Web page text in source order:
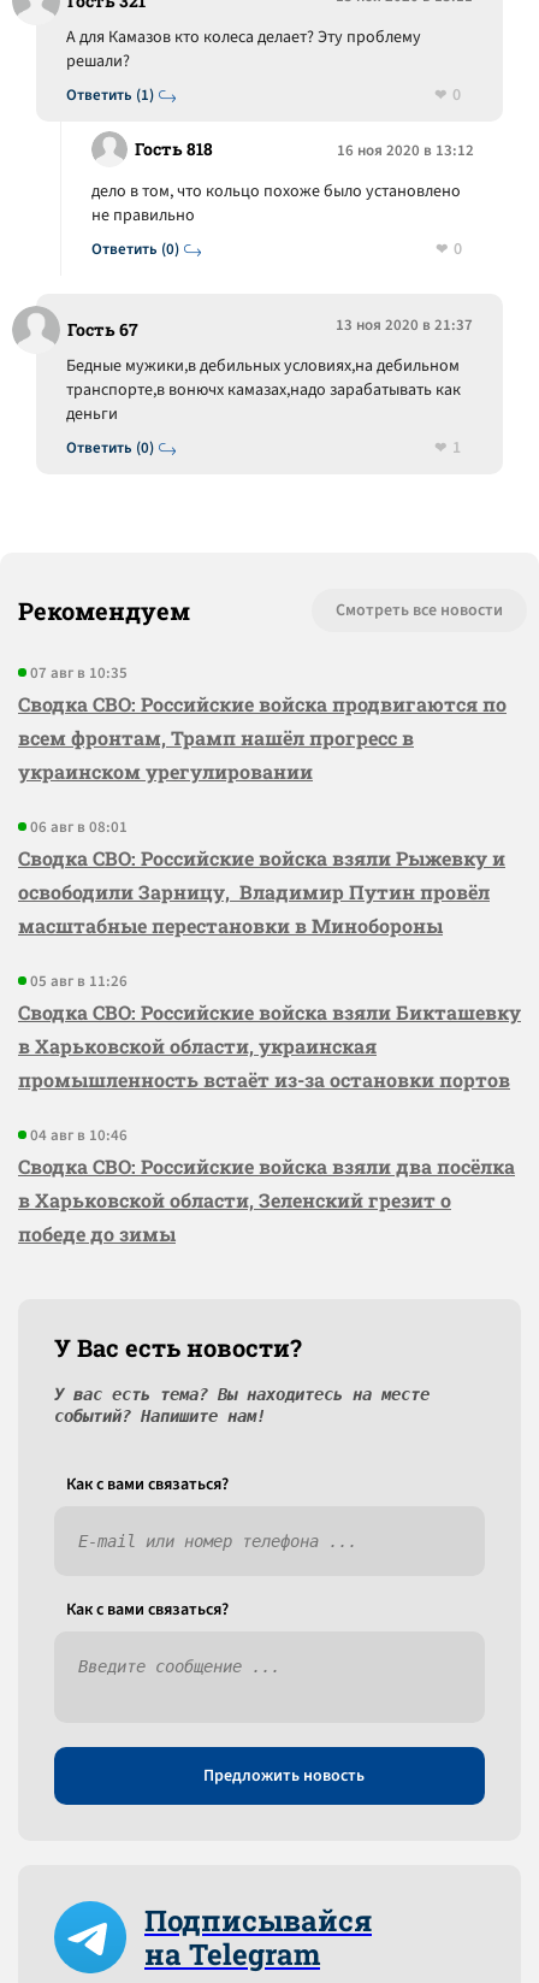
Ответить (1)
А для Камазов кто колеса делает? Эту проблему
решали?
0
Гость 818 16 ноя 2020 в 13:12
Ответить (0)
дело в том, что кольцо похоже было установлено
не правильно
0
Гость 67 13 ноя 2020 в 21:37
Ответить (0)
Бедные мужики,в дебильных условиях,на дебильном
транспорте,в вонючх камазах,надо зарабатывать как
деньги
1
Рекомендуем Смотреть все новости
07 авг в 10:35
Сводка СВО: Российские войска продвигаются по
всем фронтам, Трамп нашёл прогресс в
украинском урегулировании
06 авг в 08:01
Сводка СВО: Российские войска взяли Рыжевку и
освободили Зарницу, Владимир Путин провёл
масштабные перестановки в Минобороны
05 авг в 11:26
Сводка СВО: Российские войска взяли Бикташевку
в Харьковской области, украинская
промышленность встаёт из-за остановки портов
04 авг в 10:46
Сводка СВО: Российские войска взяли два посёлка
в Харьковской области, Зеленский грезит о
победе до зимы
У Вас есть новости?
У вас есть тема? Вы находитесь на месте
событий? Напишите нам!
Как c вами связаться?
Как c вами связаться?
Предложить новость
Подписывайся
на Telegram